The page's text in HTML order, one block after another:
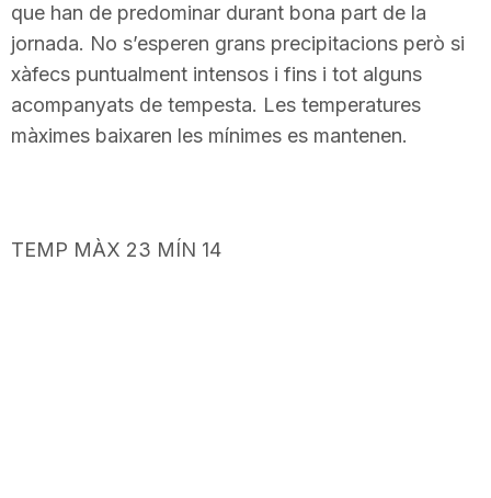
que han de predominar durant bona part de la
jornada. No s’esperen grans precipitacions però si
xàfecs puntualment intensos i fins i tot alguns
acompanyats de tempesta. Les temperatures
màximes baixaren les mínimes es mantenen.
TEMP MÀX 23 MÍN 14